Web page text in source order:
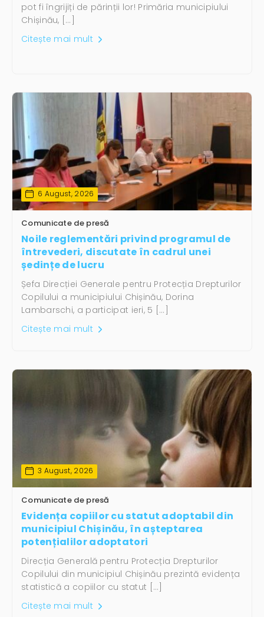
pot fi îngrijiți de părinții lor! Primăria municipiului
Chișinău, […]
Citește mai mult
6 August, 2026
Comunicate de presă
Noile reglementări privind programul de
întrevederi, discutate în cadrul unei
ședințe de lucru
Șefa Direcției Generale pentru Protecția Drepturilor
Copilului a municipiului Chișinău, Dorina
Lambarschi, a participat ieri, 5 […]
Citește mai mult
3 August, 2026
Comunicate de presă
Evidența copiilor cu statut adoptabil din
municipiul Chișinău, în așteptarea
potențialilor adoptatori
Direcția Generală pentru Protecția Drepturilor
Copilului din municipiul Chișinău prezintă evidența
statistică a copiilor cu statut […]
Citește mai mult